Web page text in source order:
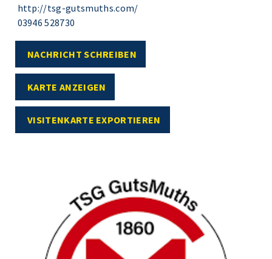
http://tsg-gutsmuths.com/
03946 528730
NACHRICHT SCHREIBEN
KARTE ANZEIGEN
VISITENKARTE EXPORTIEREN